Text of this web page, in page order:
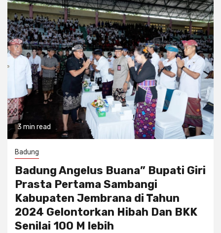
3 min read
Badung
Badung Angelus Buana” Bupati Giri
Prasta Pertama Sambangi
Kabupaten Jembrana di Tahun
2024 Gelontorkan Hibah Dan BKK
Senilai 100 M lebih